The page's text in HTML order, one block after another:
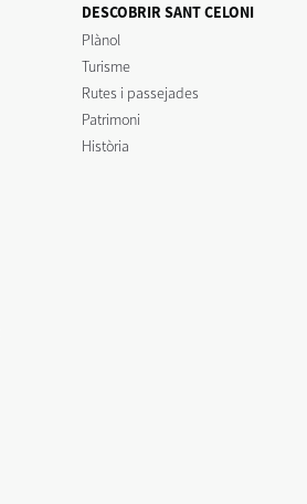
DESCOBRIR SANT CELONI
Plànol
Turisme
Rutes i passejades
Patrimoni
Història